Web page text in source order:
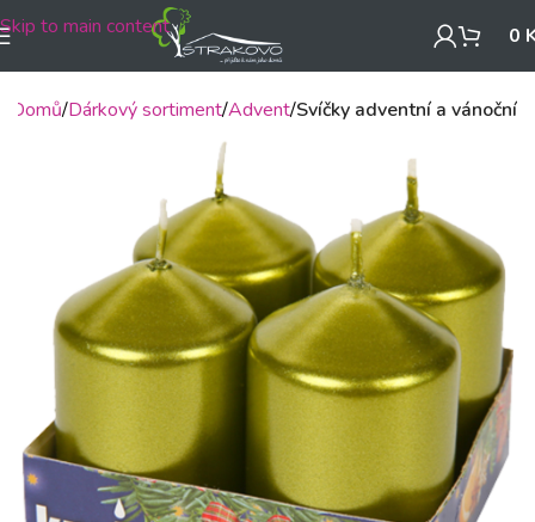
Skip to main content 0
Domů Dárkový sortiment Advent Svíčky adventní a vánoční